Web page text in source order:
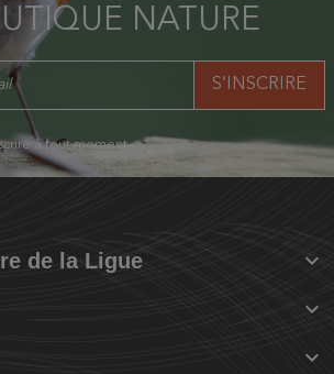
NATURE
à tout moment.
de la Ligue 

